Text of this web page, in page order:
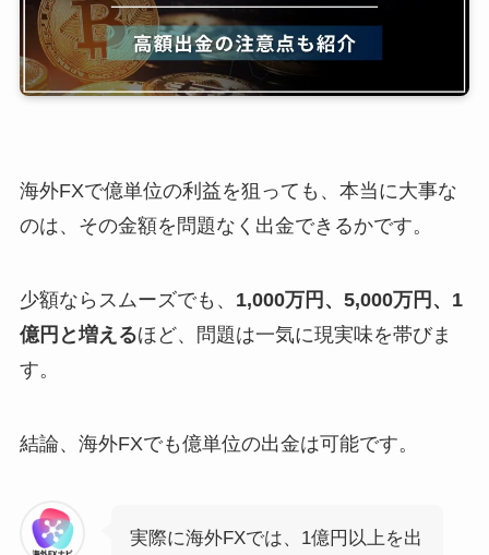
海外FXで億単位の利益を狙っても、本当に大事な
のは、その金額を問題なく出金できるかです。
少額ならスムーズでも、 1,000万円、5,000万円、1
億円と増えるほど、問題は一気に現実味を帯びま
す。
結論、海外FXでも億単位の出金は可能です。
実際に海外FXでは、1億円以上を出